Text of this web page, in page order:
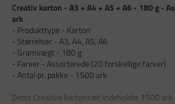
Creativ karton - A3 + A4 + A5 + A6 - 180 g -
ark
- Produkttype - Karton
- Størrelser - A3, A4, A5, A6
- Gramvægt - 180 g
- Farver - Assorterede (20 forskellige farver)
- Antal pr. pakke - 1500 ark
Dette Creative kartonsæt indeholder 1500